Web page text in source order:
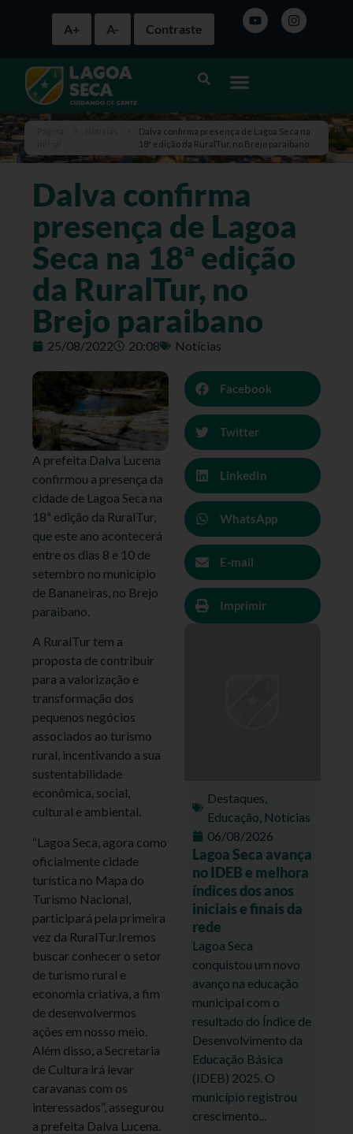
A+ A- Contraste
Dalva confirma presença de Lagoa Seca na
18ª edição da RuralTur, no Brejo paraibano
Dalva confirma
presença de Lagoa
Seca na 18ª edição
da RuralTur, no
Brejo paraibano
25/08/2022 20:08 Notícias
A prefeita Dalva Lucena
confirmou a presença da
cidade de Lagoa Seca na
18ª edição da RuralTur,
que este ano acontecerá
entre os dias 8 e 10 de
setembro no município
de Bananeiras, no Brejo
paraibano.
A RuralTur tem a
proposta de contribuir
para a valorização e
transformação dos
pequenos negócios
associados ao turismo
rural, incentivando a sua
sustentabilidade
econômica, social,
cultural e ambiental.
“Lagoa Seca, agora como
oficialmente cidade
turística no Mapa do
Turismo Nacional,
participará pela primeira
vez da RuralTur.Iremos
buscar conhecer o setor
de turismo rural e
economia criativa, a fim
de desenvolvermos
ações em nosso meio.
Além disso, a Secretaria
de Cultura irá levar
caravanas com os
interessados”, assegurou
a prefeita Dalva Lucena.
Facebook
Twitter
LinkedIn
WhatsApp
E-mail
Imprimir
Destaques,
Educação, Notícias
06/08/2026
Lagoa Seca avança
no IDEB e melhora
índices dos anos
iniciais e finais da
rede
Lagoa Seca
conquistou um novo
avanço na educação
municipal com o
resultado do Índice de
Desenvolvimento da
Educação Básica
(IDEB) 2025. O
município registrou
crescimento...